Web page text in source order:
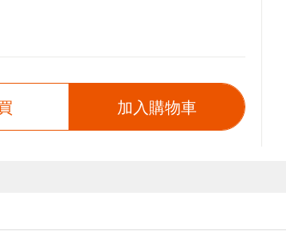
加入購物車